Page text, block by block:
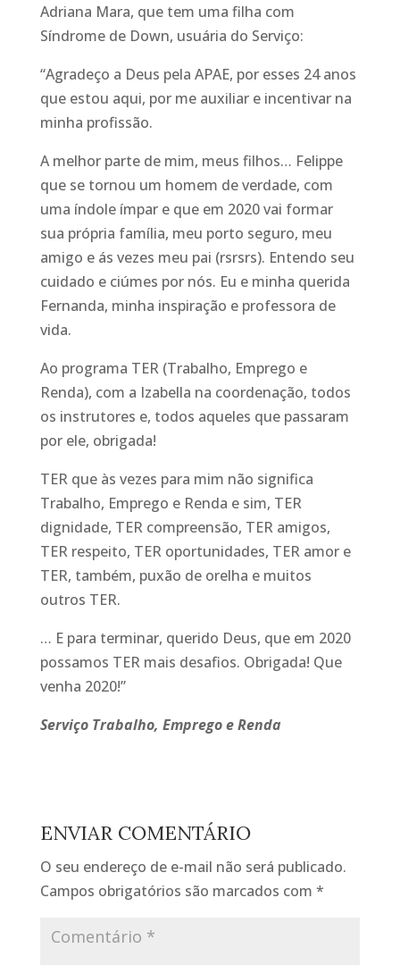
Adriana Mara, que tem uma filha com
Síndrome de Down, usuária do Serviço:
“Agradeço a Deus pela APAE, por esses 24 anos
que estou aqui, por me auxiliar e incentivar na
minha profissão.
A melhor parte de mim, meus filhos… Felippe
que se tornou um homem de verdade, com
uma índole ímpar e que em 2020 vai formar
sua própria família, meu porto seguro, meu
amigo e ás vezes meu pai (rsrsrs). Entendo seu
cuidado e ciúmes por nós. Eu e minha querida
Fernanda, minha inspiração e professora de
vida.
Ao programa TER (Trabalho, Emprego e
Renda), com a Izabella na coordenação, todos
os instrutores e, todos aqueles que passaram
por ele, obrigada!
TER que às vezes para mim não significa
Trabalho, Emprego e Renda e sim, TER
dignidade, TER compreensão, TER amigos,
TER respeito, TER oportunidades, TER amor e
TER, também, puxão de orelha e muitos
outros TER.
… E para terminar, querido Deus, que em 2020
possamos TER mais desafios. Obrigada! Que
venha 2020!”
Serviço Trabalho, Emprego e Renda
ENVIAR COMENTÁRIO
O seu endereço de e-mail não será publicado.
Campos obrigatórios são marcados com *